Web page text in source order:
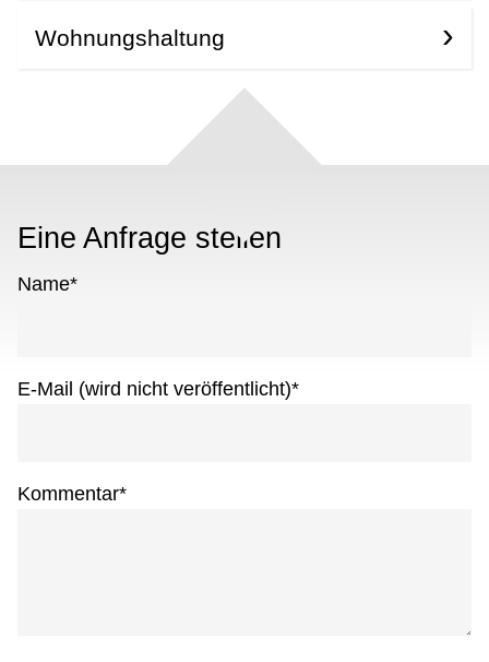
Wohnungshaltung
Eine Anfrage stellen
Name*
E-Mail (wird nicht veröffentlicht)*
Kommentar*